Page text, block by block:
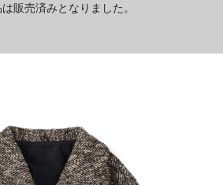
販売済みとなりました。